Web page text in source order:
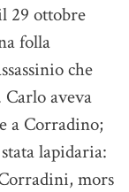
29 ottobre
folla
che
aveva
a Corradino;
lapidaria:
mors